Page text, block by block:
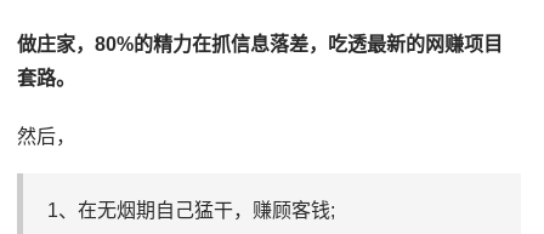
做庄家，80%的精力在抓信息落差，吃透最新的网赚项目
套路。
然后，
1、在无烟期自己猛干，赚顾客钱;